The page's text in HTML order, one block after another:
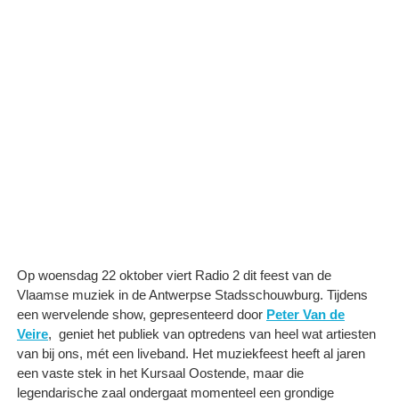
Op woensdag 22 oktober viert Radio 2 dit feest van de
Vlaamse muziek in de Antwerpse Stadsschouwburg. Tijdens
een wervelende show, gepresenteerd door Peter Van de
Veire, ​ geniet het publiek van optredens van heel wat artiesten
van bij ons, mét een liveband. Het muziekfeest heeft al jaren
een vaste stek in het Kursaal Oostende, maar die
legendarische zaal ondergaat momenteel een grondige